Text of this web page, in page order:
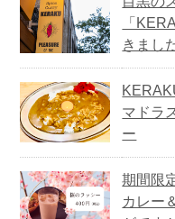
「
きまし
マドラ
ー
期間限
カレー